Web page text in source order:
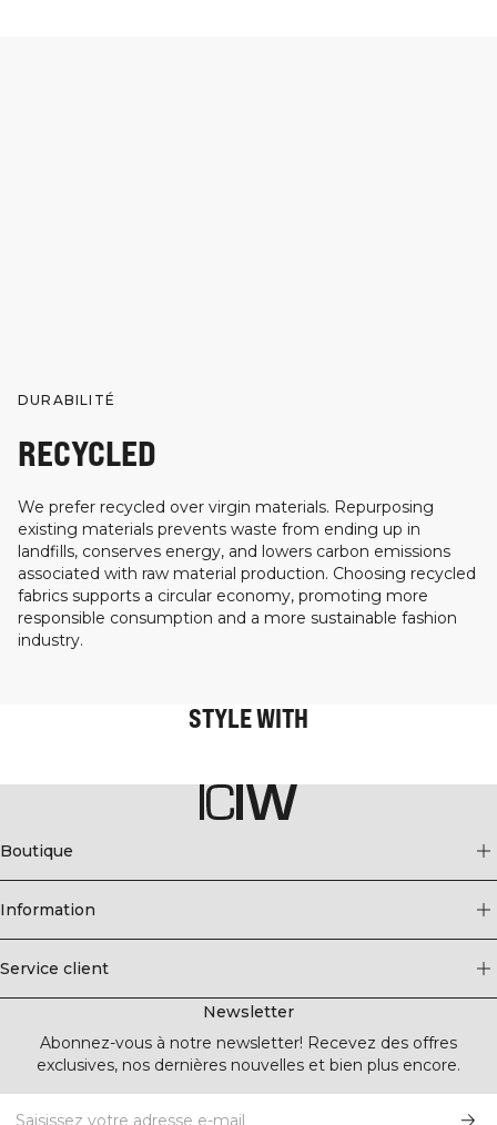
DURABILITÉ
RECYCLED
We prefer recycled over virgin materials. Repurposing
existing materials prevents waste from ending up in
landfills, conserves energy, and lowers carbon emissions
associated with raw material production. Choosing recycled
fabrics supports a circular economy, promoting more
responsible consumption and a more sustainable fashion
industry.
STYLE WITH
Boutique
Information
Service client
Newsletter
Abonnez-vous à notre newsletter! Recevez des offres
exclusives, nos dernières nouvelles et bien plus encore.